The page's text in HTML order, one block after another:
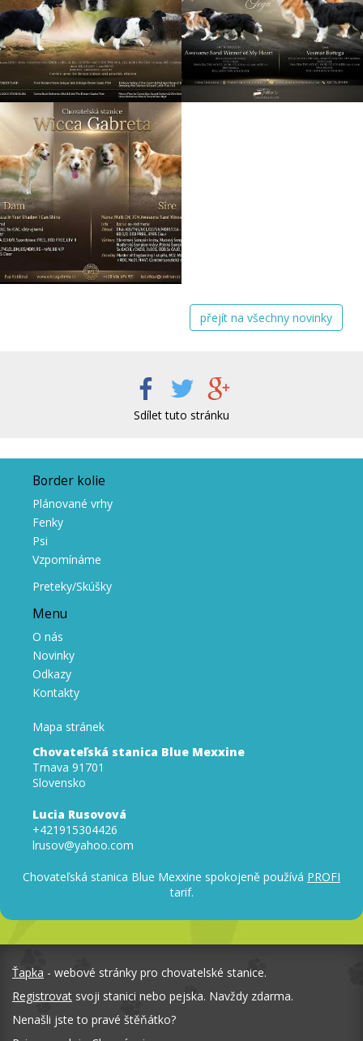
přejít na všechny novinky
Sdílet tuto stránku
Border kolie
Plánované vrhy
Fenky
Psi
Vzpomínáme
Preteky/Skúšky
Menu
O nás
Novinky
Odkazy
Kontakty
Mapa stránek
Chovateľská stanica Blue Mexxine
Trnava 91701
Slovensko
Lucia Rusovová
+421915304426
lrusov@yahoo.com
Chovateľská stanica Blue Mexxine spokojeně používá PROFI
tarif.
Ťapka - webové stránky pro chovatelské stanice.
Registrovat svoji stanici nebo pejska. Navždy zdarma.
Nenašli jste to pravé štěňátko?